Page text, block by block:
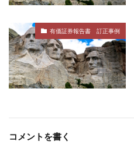
有価証券報告書 訂正事例
コメントを書く